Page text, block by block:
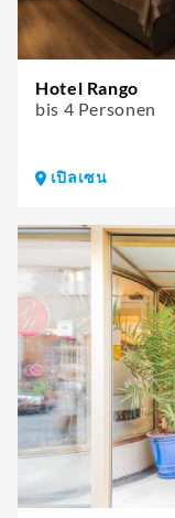
Hotel Rango
bis 4 Personen
เปิลเซน